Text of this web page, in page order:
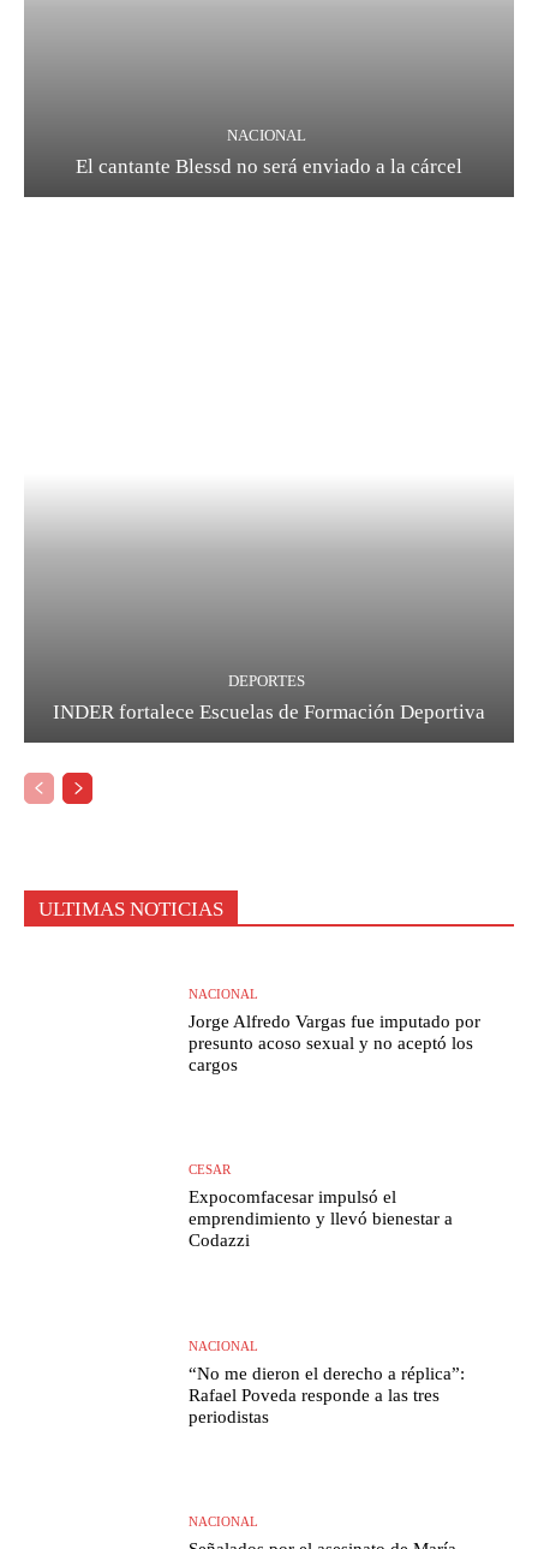
NACIONAL
El cantante Blessd no será enviado a la cárcel
DEPORTES
INDER fortalece Escuelas de Formación Deportiva
ULTIMAS NOTICIAS
NACIONAL
Jorge Alfredo Vargas fue imputado por
presunto acoso sexual y no aceptó los
cargos
CESAR
Expocomfacesar impulsó el
emprendimiento y llevó bienestar a
Codazzi
NACIONAL
“No me dieron el derecho a réplica”:
Rafael Poveda responde a las tres
periodistas
NACIONAL